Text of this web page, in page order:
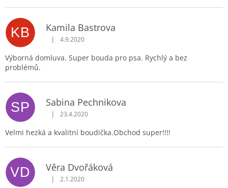
KB Kamila Bastrova
Hodnocení produktu je 5 z 5 hvězdiček.
| 4.9.2020
Výborná domluva. Super bouda pro psa. Rychlý a bez
problémů.
SP Sabina Pechnikova
Hodnocení produktu je 5 z 5 hvězdiček.
| 23.4.2020
Velmi hezká a kvalitní boudička.Obchod super!!!!
VD Věra Dvořáková
Hodnocení produktu je 5 z 5 hvězdiček.
| 2.1.2020